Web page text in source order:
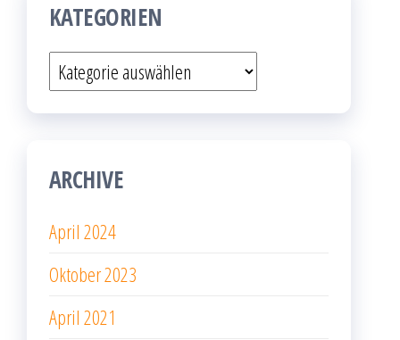
KATEGORIEN
Kategorien
ARCHIVE
April 2024
Oktober 2023
April 2021